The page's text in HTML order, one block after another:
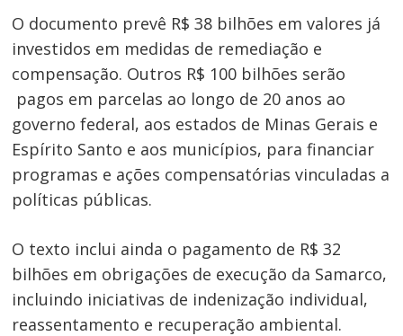
O documento prevê R$ 38 bilhões em valores já
investidos em medidas de remediação e
compensação. Outros R$ 100 bilhões serão
pagos em parcelas ao longo de 20 anos ao
governo federal, aos estados de Minas Gerais e
Espírito Santo e aos municípios, para financiar
programas e ações compensatórias vinculadas a
políticas públicas.
O texto inclui ainda o pagamento de R$ 32
bilhões em obrigações de execução da Samarco,
incluindo iniciativas de indenização individual,
reassentamento e recuperação ambiental.